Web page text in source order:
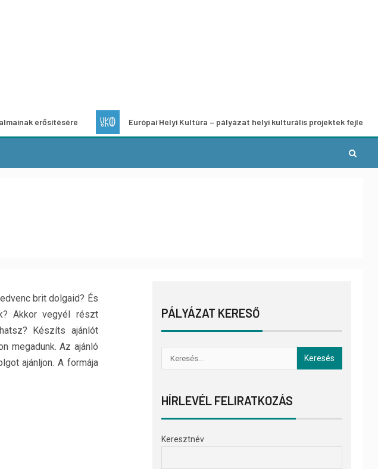
Európai Helyi Kultúra – pályázat helyi kulturális projektek fejlesztésére
brit dolgaid? És
Akkor vegyél részt
Készíts ajánlót
megadunk. Az ajánló
ajánljon. A formája
PÁLYÁZAT KERESŐ
HÍRLEVÉL FELIRATKOZÁS
Keresztnév